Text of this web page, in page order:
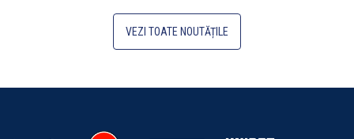
VEZI TOATE NOUTĂȚILE